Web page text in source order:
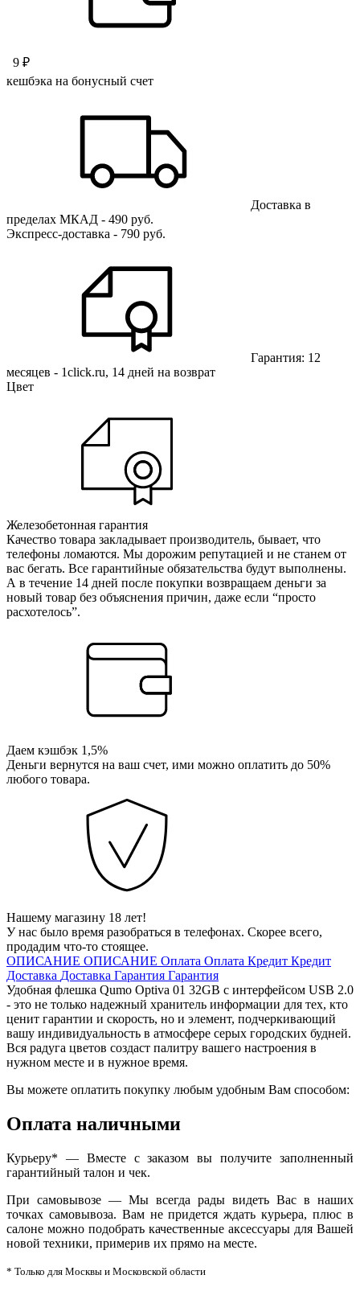
9 ₽
кешбэка на бонусный счет
Доставка в
пределах МКАД - 490 руб.
Экспресс-доставка - 790 руб.
Гарантия: 12
месяцев - 1click.ru, 14 дней на возврат
Цвет
Железобетонная гарантия
Качество товара закладывает производитель, бывает, что
телефоны ломаются. Мы дорожим репутацией и не станем от
вас бегать. Все гарантийные обязательства будут выполнены.
А в течение 14 дней после покупки возвращаем деньги за
новый товар без объяснения причин, даже если “просто
расхотелось”.
Даем кэшбэк 1,5%
Деньги вернутся на ваш счет, ими можно оплатить до 50%
любого товара.
Нашему магазину 18 лет!
У нас было время разобраться в телефонах. Скорее всего,
продадим что-то стоящее.
ОПИСАНИЕ ОПИСАНИЕ Оплата Оплата Кредит Кредит
Доставка Доставка Гарантия Гарантия
Удобная флешка Qumo Optiva 01 32GB с интерфейсом USB 2.0
- это не только надежный хранитель информации для тех, кто
ценит гарантии и скорость, но и элемент, подчеркивающий
вашу индивидуальность в атмосфере серых городских будней.
Вся радуга цветов создаст палитру вашего настроения в
нужном месте и в нужное время.
Вы можете оплатить покупку любым удобным Вам способом:
Оплата наличными
Курьеру* — Вместе с заказом вы получите заполненный
гарантийный талон и чек.
При самовывозе — Мы всегда рады видеть Вас в наших
точках самовывоза. Вам не придется ждать курьера, плюс в
салоне можно подобрать качественные аксессуары для Вашей
новой техники, примерив их прямо на месте.
* Только для Москвы и Московской области